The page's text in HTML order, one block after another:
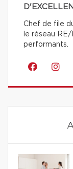
Chef de file
le réseau
performants.